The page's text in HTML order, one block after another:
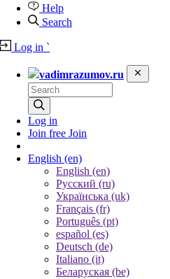
Help
Search
Log in `
vadimrazumov.ru
Log in
Join free Join
English (en)
English (en)
Русский (ru)
Українська (uk)
Français (fr)
Português (pt)
español (es)
Deutsch (de)
Italiano (it)
Беларуская (be)